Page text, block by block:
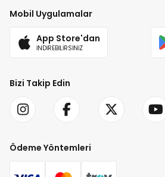
Mobil Uygulamalar
App Store'dan
İNDİREBİLİRSİNİZ
Bizi Takip Edin
Ödeme Yöntemleri